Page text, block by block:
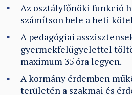
Az osztályfőnöki funkció
számítson bele a heti
A pedagógiai
gyermekfelügyelettel
maximum 35 óra legyen.
A kormány érdemben
területén a szakmai és